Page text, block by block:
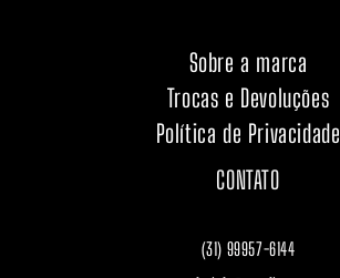
Sobre a marca
Trocas e Devoluções
Política de Privacidade
CONTATO
(31) 99957-6144